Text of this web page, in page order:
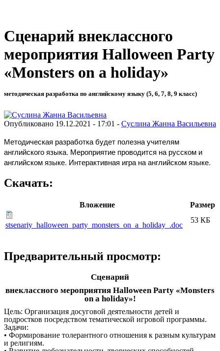
Сценарий внеклассного
мероприятия Halloween Party
«Monsters on a holiday»
методическая разработка по английскому языку (5, 6, 7, 8, 9 класс)
Опубликовано 19.12.2021 - 17:01 - Суслина Жанна Васильевна
Методическая разработка будет полезна учителям
английского языка. Мероприятие проводится на русском и
английском языке. Интерактивная игра на английском языке.
Скачать:
Вложение Размер
stsenariy_halloween_party_monsters_on_a_holiday_.doc
53 КБ
Предварительный просмотр:
Сценарий
внеклассного мероприятия Halloween Party «Monsters
on a holiday»!
Цель: Организация досуговой деятельности детей и
подростков посредством тематической игровой программы.
Задачи:
• Формирование толерантного отношения к разным культурам
и религиям.